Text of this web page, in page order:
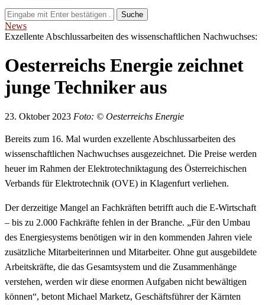
Suche
News
Exzellente Abschlussarbeiten des wissenschaftlichen Nachwuchses:
Oesterreichs Energie zeichnet
junge Techniker aus
23. Oktober 2023 Foto: © Oesterreichs Energie
Bereits zum 16. Mal wurden exzellente Abschlussarbeiten des
wissenschaftlichen Nachwuchses ausgezeichnet. Die Preise werden
heuer im Rahmen der Elektrotechniktagung des Österreichischen
Verbands für Elektrotechnik (OVE) in Klagenfurt verliehen.
Der derzeitige Mangel an Fachkräften betrifft auch die E-Wirtschaft
– bis zu 2.000 Fachkräfte fehlen in der Branche. „Für den Umbau
des Energiesystems benötigen wir in den kommenden Jahren viele
zusätzliche Mitarbeiterinnen und Mitarbeiter. Ohne gut ausgebildete
Arbeitskräfte, die das Gesamtsystem und die Zusammenhänge
verstehen, werden wir diese enormen Aufgaben nicht bewältigen
können“, betont Michael Marketz, Geschäftsführer der Kärnten